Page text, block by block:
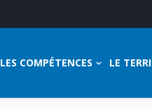
LES COMPÉTENCES LE